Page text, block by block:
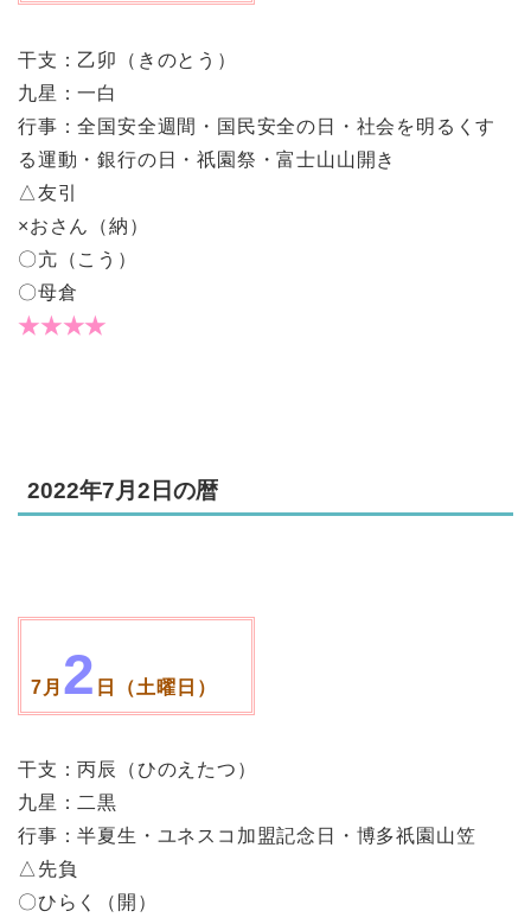
干支：乙卯（きのとう）
九星：一白
行事：全国安全週間・国民安全の日・社会を明るくす
る運動・銀行の日・祇園祭・富士山山開き
△友引
×おさん（納）
〇亢（こう）
〇母倉
★★★★
2022年7月2日の暦
7月 2 日（土曜日）
干支：丙辰（ひのえたつ）
九星：二黒
行事：半夏生・ユネスコ加盟記念日・博多祇園山笠
△先負
〇ひらく（開）